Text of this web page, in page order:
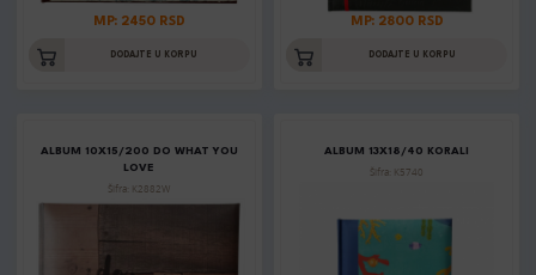
MP: 2450 RSD
DODAJTE U KORPU
MP: 2800 RSD
DODAJTE U KORPU
ALBUM 10X15/200 DO WHAT YOU
LOVE
Šifra: K2882W
ALBUM 13X18/40 KORALI
Šifra: K5740